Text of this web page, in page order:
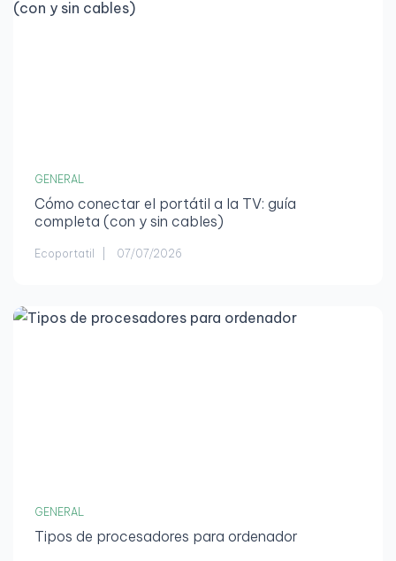
GENERAL
Cómo conectar el portátil a la TV: guía
completa (con y sin cables)
Ecoportatil 07/07/2026
GENERAL
Tipos de procesadores para ordenador